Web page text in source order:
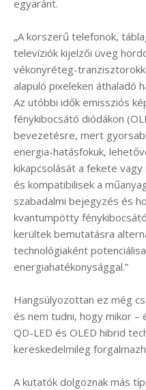
egyaránt.
„A korszerű telefonok,
televíziók kijelzői üveg
vékonyréteg-
alapuló pixeleken áthaladó
Az utóbbi idők emissziós
fénykibocsátó diódákon
bevezetésre, mert
energia-hatásfokuk,
kikapcsolását a fekete
és kompatibilisek a
szabadalmi bejegyzés és
kvantumpötty
kerültek bemutatásra
technológiaként
energiahatékonysággal.”
Hangsúlyozottan ez még
és nem tudni, hogy mikor –
QD-LED és OLED hibrid
kereskedelmileg
A kutatók dolgoznak más